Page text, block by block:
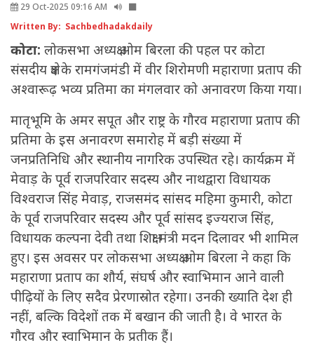
29 Oct-2025 09:16 AM
Written By: Sachbedhadakdaily
कोटा: लोकसभा अध्यक्ष ओम बिरला की पहल पर कोटा
संसदीय क्षेत्र के रामगंजमंडी में वीर शिरोमणी महाराणा प्रताप की
अश्वारूढ़ भव्य प्रतिमा का मंगलवार को अनावरण किया गया।
मातृभूमि के अमर सपूत और राष्ट्र के गौरव महाराणा प्रताप की
प्रतिमा के इस अनावरण समारोह में बड़ी संख्या में
जनप्रतिनिधि और स्थानीय नागरिक उपस्थित रहे। कार्यक्रम में
मेवाड़ के पूर्व राजपरिवार सदस्य और नाथद्वारा विधायक
विश्वराज सिंह मेवाड़, राजसमंद सांसद महिमा कुमारी, कोटा
के पूर्व राजपरिवार सदस्य और पूर्व सांसद इज्यराज सिंह,
विधायक कल्पना देवी तथा शिक्षा मंत्री मदन दिलावर भी शामिल
हुए। इस अवसर पर लोकसभा अध्यक्ष ओम बिरला ने कहा कि
महाराणा प्रताप का शौर्य, संघर्ष और स्वाभिमान आने वाली
पीढ़ियों के लिए सदैव प्रेरणास्रोत रहेगा। उनकी ख्याति देश ही
नहीं, बल्कि विदेशों तक में बखान की जाती है। वे भारत के
गौरव और स्वाभिमान के प्रतीक हैं।